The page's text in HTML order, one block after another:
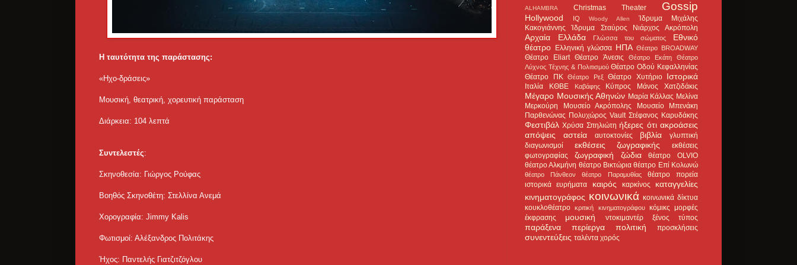
Η ταυτότητα της παράστασης:
«Ηχο-δράσεις»
Μουσική, θεατρική, χορευτική παράσταση
Διάρκεια: 104 λεπτά
Συντελεστές:
Σκηνοθεσία: Γιώργος Ρούφας
Βοηθός Σκηνοθέτη: Στελλίνα Ανεμά
Χορογραφία: Jimmy Kalis
Φωτισμοί: Αλέξανδρος Πολιτάκης
Ήχος: Παντελής Γιατζιτζόγλου
ALHAMBRA Christmas Theater Gossip
Hollywood IQ Woody Allen
Ίδρυμα Μιχάλης
Κακογιάννης
Ίδρυμα Σταύρος Νιάρχος Ακρόπολη
Αρχαία Ελλάδα Γλώσσα του σώματος
Εθνικό
θέατρο Ελληνική γλώσσα ΗΠΑ Θέατρο BROADWAY
Θέατρο Eliart Θέατρο Άνεσις Θέατρο Εκάτη
Θέατρο
Λύχνος Τέχνης & Πολιτισμού Θέατρο Οδού Κεφαλληνίας
Θέατρο ΠΚ
Θέατρο Ρεξ Θέατρο Χυτήριο Ιστορικά
Ιταλία ΚΘΒΕ Καβάφης Κύπρος Μάνος Χατζιδάκις
Μέγαρο Μουσικής Αθηνών Μαρία Κάλλας Μελίνα
Μερκούρη
Μουσείο Ακρόπολης
Μουσείο Μπενάκη
Παρθενώνας Πολυχώρος Vault Στέφανος Καρυδάκης
Φεστιβάλ Χρύσα Σπηλιώτη ήξερες ότι ακροάσεις
απόψεις
αστεία αυτοκτονίες βιβλία
γλυπτική
διαγωνισμοί
εκθέσεις ζωγραφικής
εκθέσεις
φωτογραφίας
ζωγραφική ζώδια
θέατρο OLVIO
θέατρο Αλκμήνη θέατρο Βικτώρια θέατρο Επί Κολωνώ
θέατρο Πάνθεον θέατρο Παραμυθίας
θέατρο πορεία
ιστορικά ευρήματα
καιρός καρκίνος
καταγγελίες
κινηματογράφος κοινωνικά κοινωνικά δίκτυα
κουκλοθέατρο
κριτική κινηματογράφου κόμικς μορφές
έκφρασης
μουσική ντοκιμαντέρ ξένος τύπος
παράξενα περίεργα πολιτική προσκλήσεις
συνεντεύξεις ταλέντα χορός